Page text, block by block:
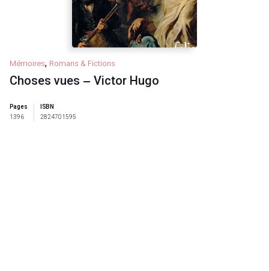
Mémoires, Romans & Fictions
Choses vues – Victor Hugo
Pages
1396
ISBN
2824701595